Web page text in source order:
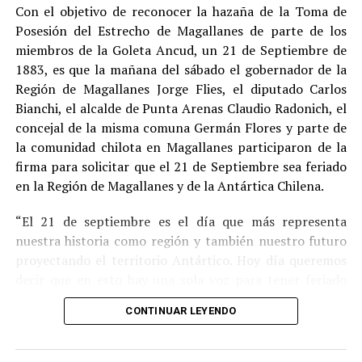
cumplimiento efectivo en recinto penitenciario.
Indemnización a la víctima y nueva investigación
por ocultamiento de bienes
En el ámbito civil, elJuzgado de Letras de Castrodictó
enseptiembre de 2023una sentencia que obliga a
Pedro Montecinos apagar una indemnización total de
$120 millonespor concepto de daño moral:
$80 millonesa favor de la víctima.
$40 millonesa favor de su madre.
Sin embargo, la Fiscalía abrió una nueva línea
transferencia de bienes
ejecución del fallo.
Con el objetivo de reconocer la hazaña de la Toma de
Posesión del Estrecho de Magallanes de parte de los
miembros de la Goleta Ancud, un 21 de Septiembre de
1883, es que la mañana del sábado el gobernador de la
Región de Magallanes Jorge Flies, el diputado Carlos
Bianchi, el alcalde de Punta Arenas Claudio Radonich, el
concejal de la misma comuna Germán Flores y parte de
la comunidad chilota en Magallanes participaron de la
firma para solicitar que el 21 de Septiembre sea feriado
en la Región de Magallanes y de la Antártica Chilena.
“El 21 de septiembre es el día que más representa
nuestra historia como región y también nuestro futuro
proyectando el territorio Antártico. Hoy día queremos
este día por los primeros chilotes que llegaron en la
Goleta Ancud y por los que han hecho a Magallanes lo
CONTINUAR LEYENDO